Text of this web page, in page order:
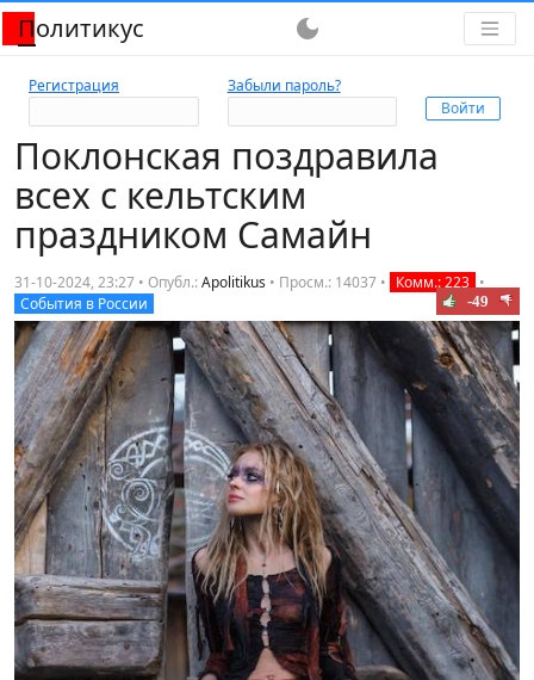
Политикус dark_mode
Регистрация Забыли пароль?
Поклонская поздравила
всех с кельтским
праздником Самайн
31-10-2024, 23:27 • Опубл.:Apolitikus • Просм.: 14037 • Комм.: 223 •
События в России
-49